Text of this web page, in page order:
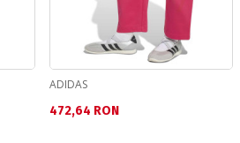
ADIDAS
Текуща цена:
472,64 RON